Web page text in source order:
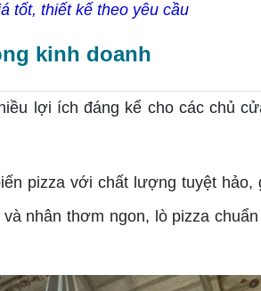
tốt, thiết kế theo yêu cầu
kinh doanh
lợi ích đáng kể cho các chủ
pizza với chất lượng tuyệt
nhân thơm ngon, lò pizza